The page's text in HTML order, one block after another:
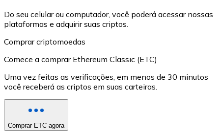
Do seu celular ou computador, você poderá acessar nossas
plataformas e adquirir suas criptos.
Comprar criptomoedas
Comece a comprar Ethereum Classic (ETC)
Uma vez feitas as verificações, em menos de 30 minutos
você receberá as criptos em suas carteiras.
Comprar ETC agora